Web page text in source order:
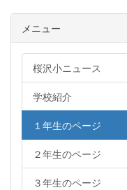
メニュー
桜沢小ニュース
学校紹介
１年生のページ
２年生のページ
３年生のページ